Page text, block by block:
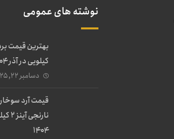
نوشته های عمومی
کیلویی در آذر ۱۴۰۴
دسامبر ۲۲, ۲۰۲۵
قیمت آرد
۱۴۰۴